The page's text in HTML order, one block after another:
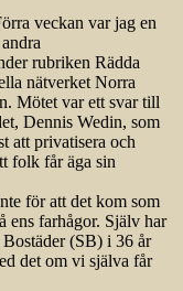
veckan var jag en
rubriken Rädda
nätverket Norra
Mötet var ett svar till
Dennis Wedin, som
att privatisera och
folk får äga sin
för att det kom som
ens farhågor. Själv har
(SB) i 36 år
det om vi själva får